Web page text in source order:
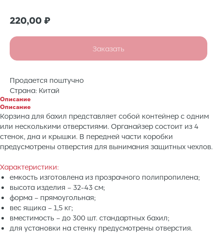
220,00₽
Заказать
Продается поштучно
Страна: Китай
Описание
Описание
Корзина для бахил представляет собой контейнер с одним
или несколькими отверстиями. Органайзер состоит из 4
стенок, дна и крышки. В передней части коробки
предусмотрены отверстия для вынимания защитных чехлов.
Характеристики:
емкость изготовлена из прозрачного полипропилена;
высота изделия – 32-43 см;
форма – прямоугольная;
вес ящика – 1,5 кг;
вместимость – до 300 шт. стандартных бахил;
для установки на стенку предусмотрены отверстия.